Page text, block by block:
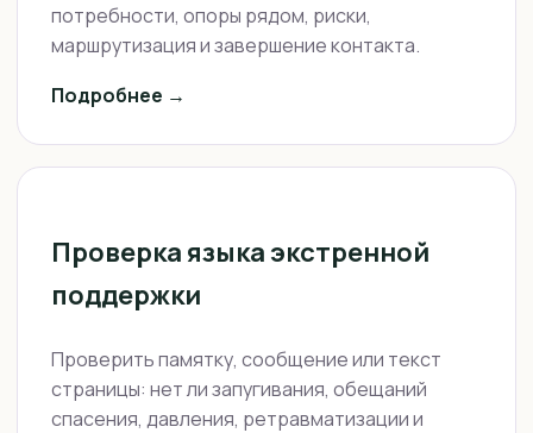
потребности, опоры рядом, риски,
маршрутизация и завершение контакта.
Подробнее →
Проверка языка экстренной
поддержки
Проверить памятку, сообщение или текст
страницы: нет ли запугивания, обещаний
спасения, давления, ретравматизации и